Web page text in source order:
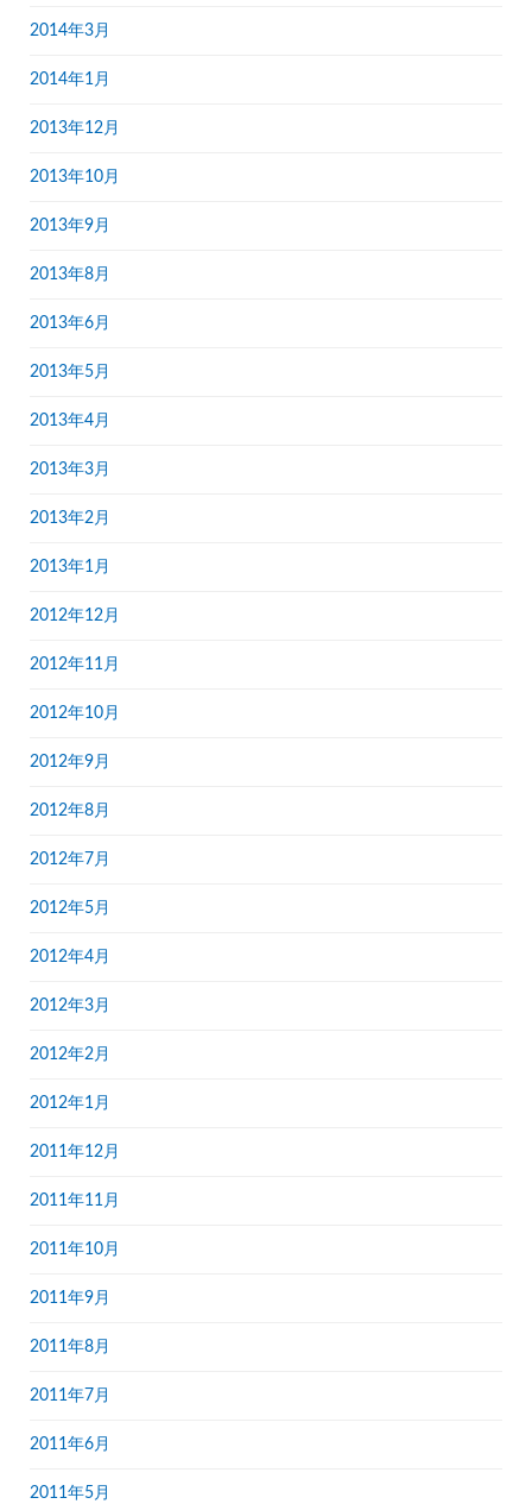
2014年3月
2014年1月
2013年12月
2013年10月
2013年9月
2013年8月
2013年6月
2013年5月
2013年4月
2013年3月
2013年2月
2013年1月
2012年12月
2012年11月
2012年10月
2012年9月
2012年8月
2012年7月
2012年5月
2012年4月
2012年3月
2012年2月
2012年1月
2011年12月
2011年11月
2011年10月
2011年9月
2011年8月
2011年7月
2011年6月
2011年5月